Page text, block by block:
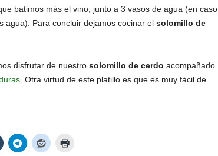
batimos más el vino, junto a 3 vasos de agua (en caso
agua). Para concluir dejamos cocinar el solomillo de
disfrutar de nuestro solomillo de cerdo acompañado
. Otra virtud de este platillo es que es muy fácil de